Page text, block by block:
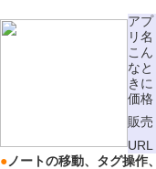
アプ
リ名
こん
なと
きに
価格
販売
URL
●ノートの移動、タグ操作